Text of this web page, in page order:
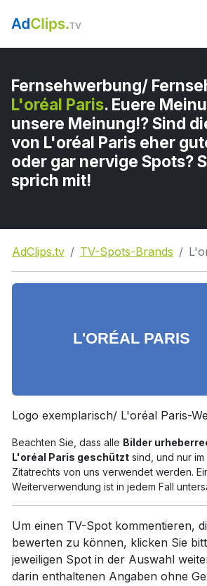
Fernsehwerbung/
L'oréal Paris. Euere
unsere Meinung!? Sind
von L'oréal Paris eher
oder gar nervige Spots?
sprich mit!
AdClips.tv TV-Spots-Brands
Logo exemplarisch/ L'oréal Paris-
Beachten Sie, dass alle Bilder
L'oréal Paris geschütztsind, und nur im
Zitatrechts von uns verwendet werden.
Weiterverwendung ist in jedem Fall
Um einen TV-Spot kommentieren,
bewerten zu können, klicken Sie
jeweiligen Spot in der Auswahl
darin enthaltenen Angaben ohne